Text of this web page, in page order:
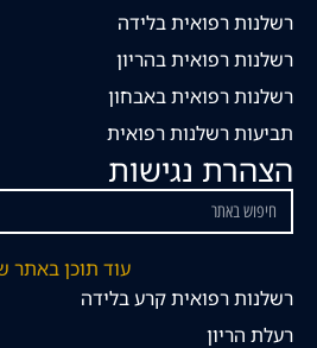
רשלנות רפואית בלידה
רשלנות רפואית בהריון
רשלנות רפואית באבחון
תביעות רשלנות רפואית
הצהרת נגישות
עוד תוכן באתר
רשלנות רפואית קרע בלידה
רעלת הריון